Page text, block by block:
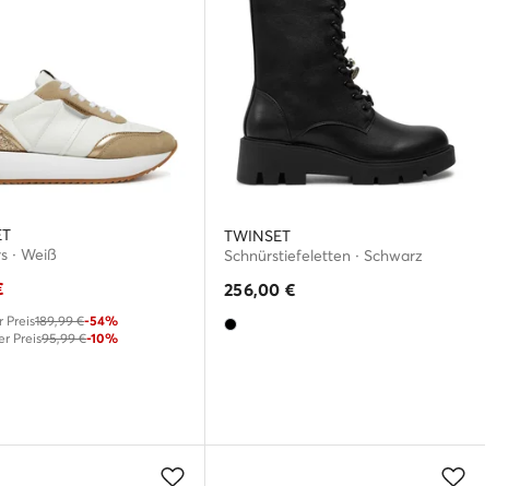
· Weiß
Preis189,99 €-54%
Preis95,99 €-10%
TWINSET
Schnürstiefeletten · Schwarz
256,00 €